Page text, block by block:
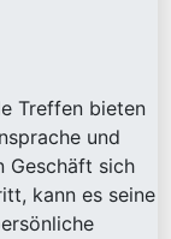
Treffen bieten
und
Geschäft sich
kann es seine